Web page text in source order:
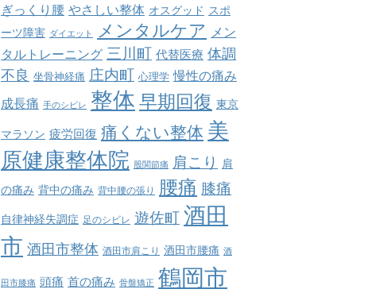
ぎっくり腰 やさしい整体 オスグッド スポ
ーツ障害 ダイエット メンタルケア メン
タルトレーニング 三川町 代替医療 体調
不良 坐骨神経痛 庄内町 心理学 慢性の痛み
成長痛 手のシビレ 整体 早期回復 東京
マラソン 疲労回復 痛くない整体 美
原健康整体院 股関節痛 肩こり 肩
の痛み 背中の痛み 背中腰の張り 腰痛 膝痛
自律神経失調症 足のシビレ 遊佐町 酒田
市 酒田市整体 酒田市肩こり 酒田市腰痛 酒
田市膝痛 頭痛 首の痛み 骨盤矯正 鶴岡市